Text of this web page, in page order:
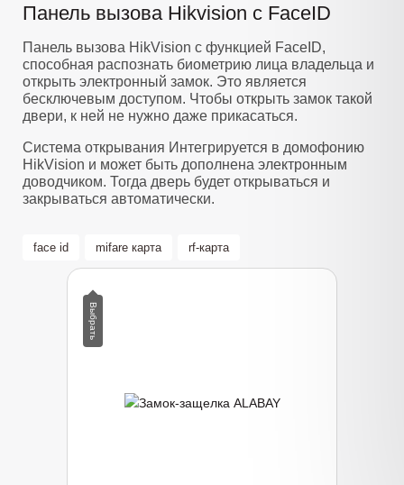
Панель вызова Hikvision с FaceID
Панель вызова HikVision с функцией FaceID,
способная распознать биометрию лица владельца и
открыть электронный замок. Это является
бесключевым доступом. Чтобы открыть замок такой
двери, к ней не нужно даже прикасаться.
Система открывания Интегрируется в домофонию
HikVision и может быть дополнена электронным
доводчиком. Тогда дверь будет открываться и
закрываться автоматически.
face id mifare карта rf-карта